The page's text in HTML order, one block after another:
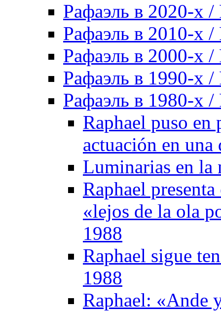
Рафаэль в 2020-х /
Рафаэль в 2010-х /
Рафаэль в 2000-х /
Рафаэль в 1990-х /
Рафаэль в 1980-х /
Raphael puso en
actuación en
Luminarias en la
Raphael
«lejos de la ola
1988
Raphael sigue
1988
Raphael: «Ande